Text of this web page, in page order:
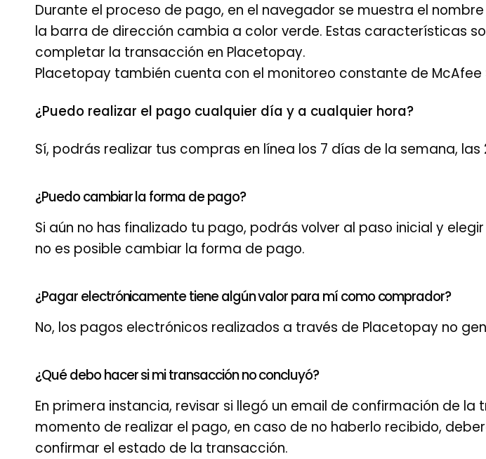
Durante el proceso de pago, en el navegador se muestra el
la barra de dirección cambia a color verde. Estas características
completar la transacción en Placetopay.
Placetopay también cuenta con el monitoreo constante de
¿Puedo realizar el pago cualquier día y a cualquier hora?
Sí, podrás realizar tus compras en línea los 7 días de la semana,
¿Puedo cambiar la forma de pago?
Si aún no has finalizado tu pago, podrás volver al paso inicial y
no es posible cambiar la forma de pago.
¿Pagar electrónicamente tiene algún valor para mí como comprador?
No, los pagos electrónicos realizados a través de Placetopay no
¿Qué debo hacer si mi transacción no concluyó?
En primera instancia, revisar si llegó un email de confirmación de
momento de realizar el pago, en caso de no haberlo recibido,
confirmar el estado de la transacción.